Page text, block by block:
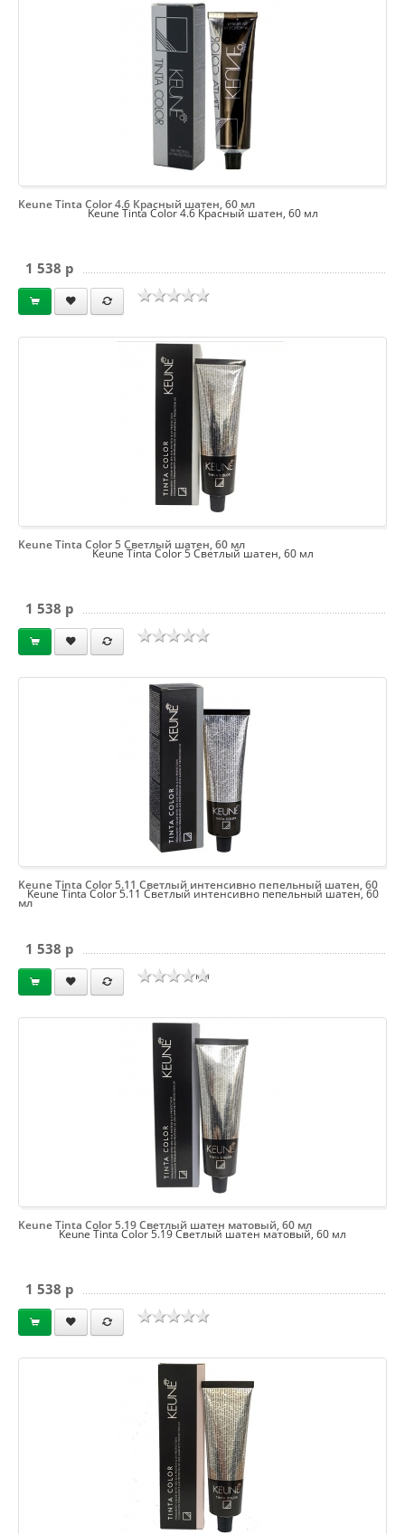
Keune Tinta Color 4.6 Красный шатен, 60 мл
Keune Tinta Color 4.6 Красный шатен, 60 мл
1 538 p
Keune Tinta Color 5 Светлый шатен, 60 мл
Keune Tinta Color 5 Светлый шатен, 60 мл
1 538 p
Keune Tinta Color 5.11 Светлый интенсивно пепельный шатен, 60
мл
Keune Tinta Color 5.11 Светлый интенсивно пепельный шатен, 60
мл
1 538 p
Keune Tinta Color 5.19 Светлый шатен матовый, 60 мл
Keune Tinta Color 5.19 Светлый шатен матовый, 60 мл
1 538 p